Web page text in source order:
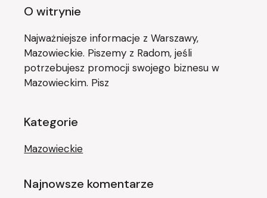
O witrynie
Najważniejsze informacje z Warszawy,
Mazowieckie. Piszemy z Radom, jeśli
potrzebujesz promocji swojego biznesu w
Mazowieckim. Pisz
Kategorie
Mazowieckie
Najnowsze komentarze